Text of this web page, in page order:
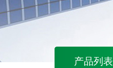
产品列表